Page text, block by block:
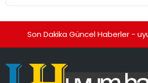
Son Dakika Güncel Haberler -